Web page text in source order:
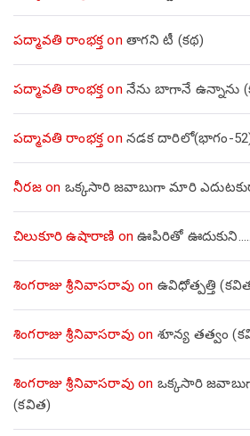
పద్మావతి రాంభక్తon తాగని టీ (కథ)
పద్మావతి రాంభక్తon నేను బాగానే ఉన్నాను
పద్మావతి రాంభక్తon నడక దారిలో(భాగం-
నీరజon ఒక్కసారి జవాబుగా మారి
చిలుకూరి ఉషారాణి onఊపిరితో
శింగరాజు శ్రీనివాసరావుon ఉవిధోత్పత్తి
శింగరాజు శ్రీనివాసరావుon శూన్య తత్వం
శింగరాజు శ్రీనివాసరావుon ఒక్కసారి
(కవిత)